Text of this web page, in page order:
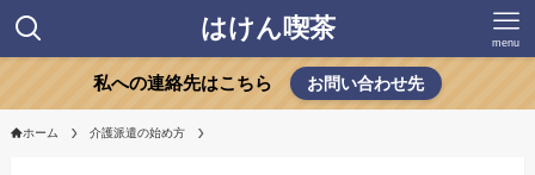
はけん喫茶 menu
私への連絡先はこちら お問い合わせ先
ホーム 介護派遣の始め方